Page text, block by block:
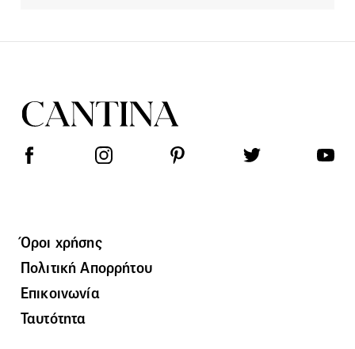
Όροι χρήσης
Πολιτική Απορρήτου
Επικοινωνία
Ταυτότητα